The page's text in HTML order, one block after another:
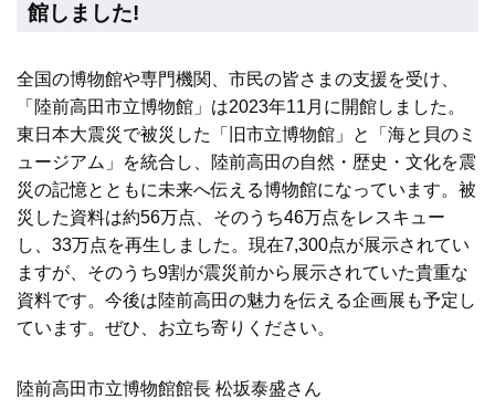
館しました!
全国の博物館や専門機関、市民の皆さまの支援を受け、
「陸前高田市立博物館」は2023年11月に開館しました。
東日本大震災で被災した「旧市立博物館」と「海と貝のミ
ュージアム」を統合し、陸前高田の自然・歴史・文化を震
災の記憶とともに未来へ伝える博物館になっています。被
災した資料は約56万点、そのうち46万点をレスキュー
し、33万点を再生しました。現在7,300点が展示されてい
ますが、そのうち9割が震災前から展示されていた貴重な
資料です。今後は陸前高田の魅力を伝える企画展も予定し
ています。ぜひ、お立ち寄りください。
陸前高田市立博物館館長 松坂泰盛さん